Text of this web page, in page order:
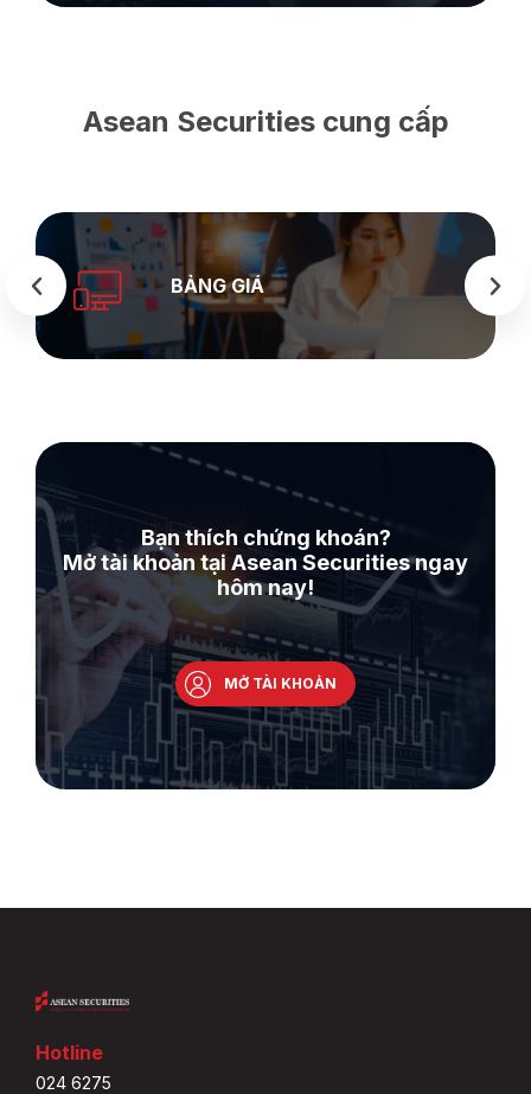
Asean Securities cung cấp
BẢNG GIÁ
Bạn thích chứng khoán?
Mở tài khoản tại Asean Securities ngay
hôm nay!
MỞ TÀI KHOẢN
Hotline
024 6275